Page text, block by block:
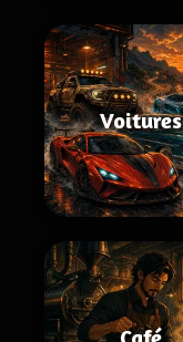
Voitures